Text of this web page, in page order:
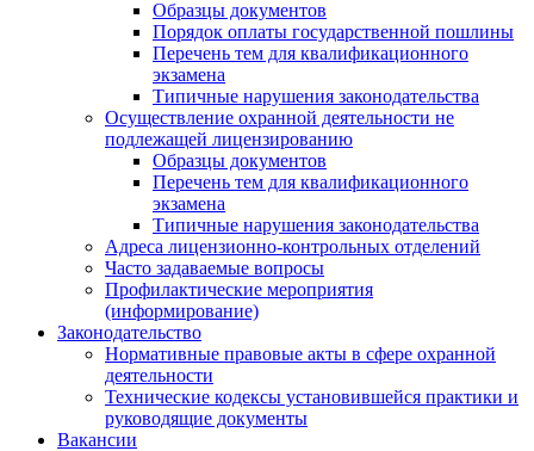
Образцы документов
Порядок оплаты государственной пошлины
Перечень тем для квалификационного
экзамена
Типичные нарушения законодательства
Осуществление охранной деятельности не
подлежащей лицензированию
Образцы документов
Перечень тем для квалификационного
экзамена
Типичные нарушения законодательства
Адреса лицензионно-контрольных отделений
Часто задаваемые вопросы
Профилактические мероприятия
(информирование)
Законодательство
Нормативные правовые акты в сфере охранной
деятельности
Технические кодексы установившейся практики и
руководящие документы
Вакансии